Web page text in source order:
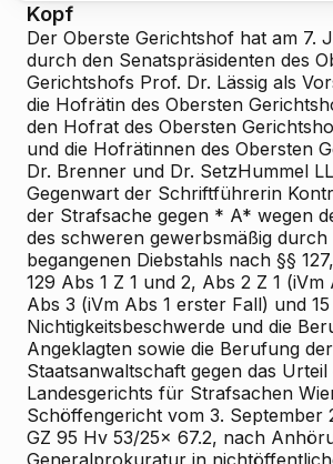
Kopf
Der Oberste Gerichtshof hat am 7.
durch den Senatspräsidenten des
Gerichtshofs Prof. Dr. Lässig als
die Hofrätin des Obersten
den Hofrat des Obersten
und die Hofrätinnen des Obersten
Dr. Brenner und Dr. SetzHummel
Gegenwart der Schriftführerin
der Strafsache gegen * A* wegen
des schweren gewerbsmäßig
begangenen Diebstahls nach §§
129 Abs 1 Z 1 und 2, Abs 2 Z 1 (iVm
Abs 3 (iVm Abs 1 erster Fall) und 15
Nichtigkeitsbeschwerde und die
Angeklagten sowie die Berufung der
Staatsanwaltschaft gegen das Urteil
Landesgerichts für Strafsachen
Schöffengericht vom 3. September
GZ 95 Hv 53/25x 67.2, nach
Generalprokuratur in